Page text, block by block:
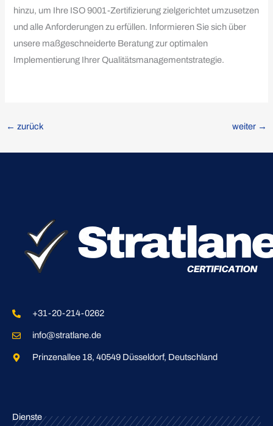
hinzu, um Ihre ISO 9001-Zertifizierung zielgerichtet umzusetzen
und alle Anforderungen zu erfüllen. Informieren Sie sich über
unsere maßgeschneiderte Beratung zur optimalen
Implementierung Ihrer Qualitätsmanagementstrategie.
← zurück weiter →
+31-20-214-0262
info@stratlane.de
Prinzenallee 18, 40549 Düsseldorf, Deutschland
Dienste